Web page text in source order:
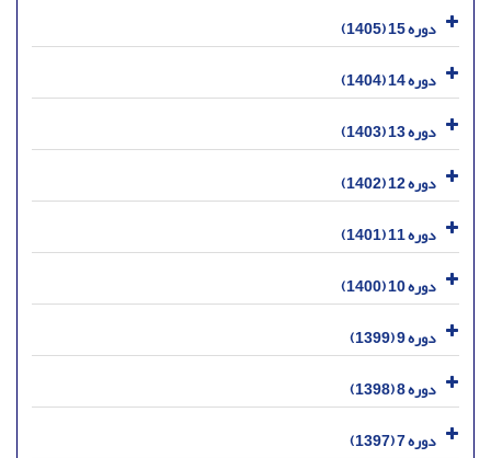
دوره 15 (1405)
دوره 14 (1404)
دوره 13 (1403)
دوره 12 (1402)
دوره 11 (1401)
دوره 10 (1400)
دوره 9 (1399)
دوره 8 (1398)
دوره 7 (1397)